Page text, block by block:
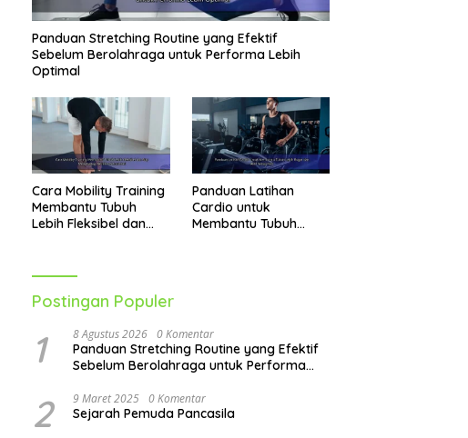
Panduan Stretching Routine yang Efektif
Sebelum Berolahraga untuk Performa Lebih
Optimal
Cara Mobility Training
Membantu Tubuh
Lebih Fleksibel dan
Panduan Latihan
Cardio untuk
Membantu Tubuh
Postingan Populer
1 8 Agustus 2026 0 Komentar
Panduan Stretching Routine yang Efektif
Sebelum Berolahraga untuk Performa
2 9 Maret 2025 0 Komentar
Sejarah Pemuda Pancasila